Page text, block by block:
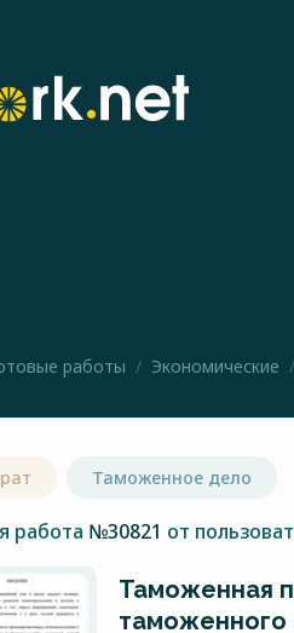
работы Экономические
Таможенное дело
работа №30821 от
Таможенная
таможенного